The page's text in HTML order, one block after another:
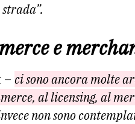
e
– ci sono ancora molte
al licensing, al
non sono